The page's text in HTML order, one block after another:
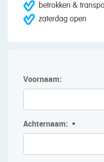
betrokken &
zaterdag open
Voornaam:
Achternaam: *